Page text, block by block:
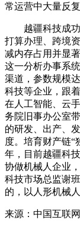
常运营中大量反
越疆科技成功
打算办理、跨境
减内存占用并显
这一分析办事系
渠道，参数规模
科技等企业，跟
在人工智能、云
务院旧事办公室
的研发、出产、
度。培育财产链“
年，目前越疆科
协做机械人企业
科技市场总监谢
的，以人形机械
来源：中国互联